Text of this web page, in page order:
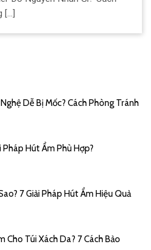
[...]
Dễ Bị Mốc? Cách Phòng Tránh
Hút Ẩm Phù Hợp?
7 Giải Pháp Hút Ẩm Hiệu Quả
Cho Túi Xách Da? 7 Cách Bảo